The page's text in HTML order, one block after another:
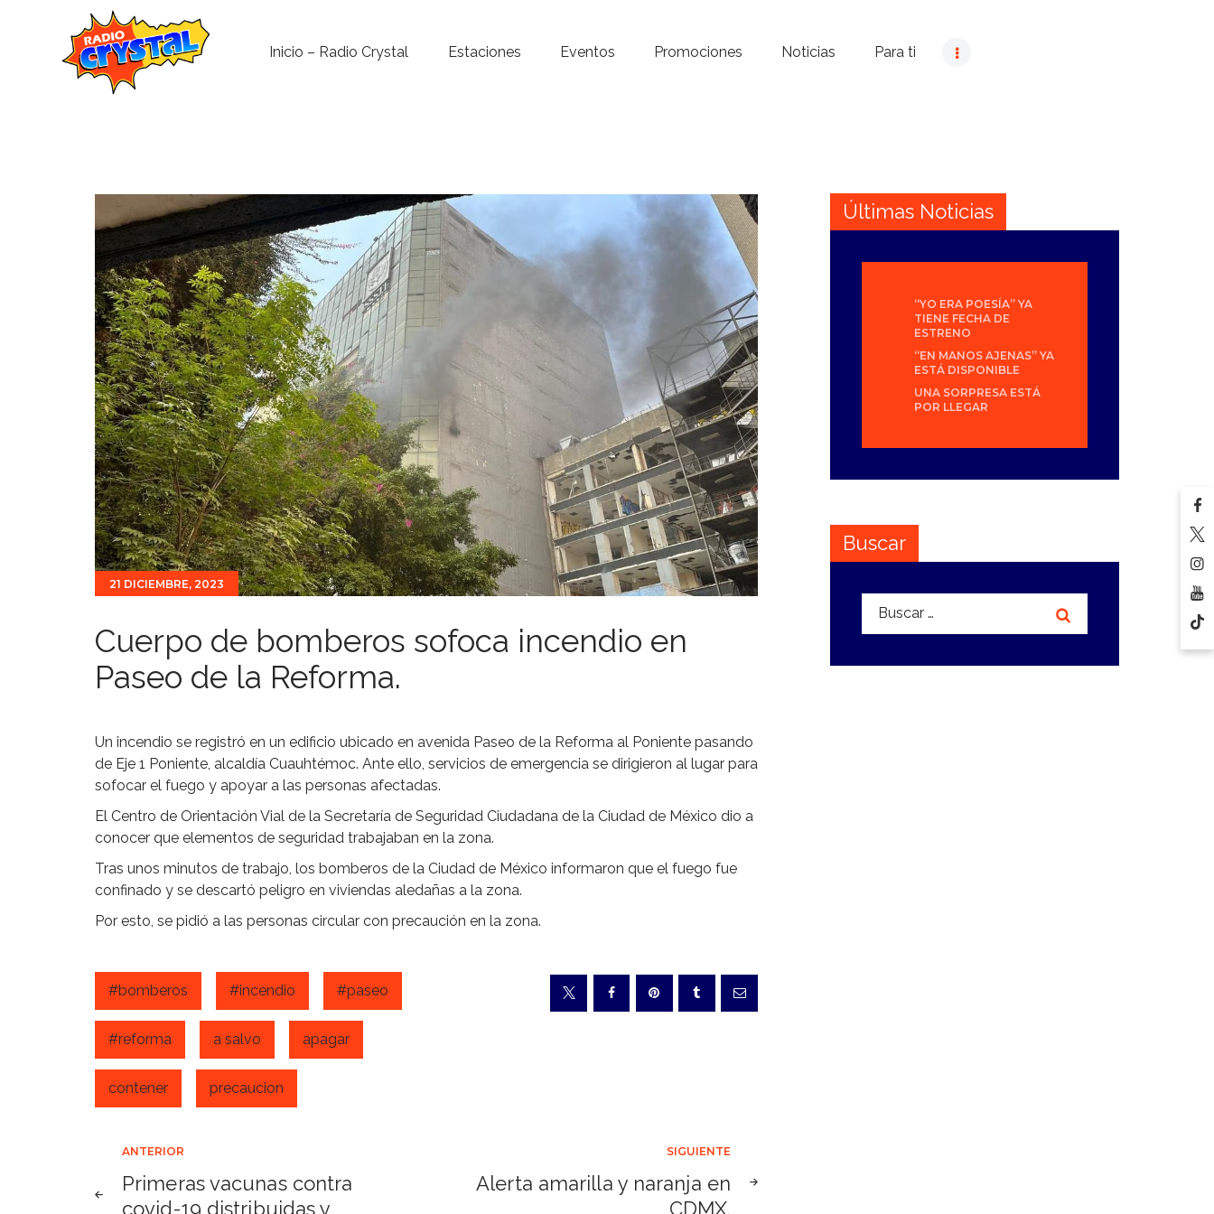
Inicio – Radio Crystal Estaciones Eventos Promociones Noticias Para ti
Noticias
Para ti
Contacto
21 DICIEMBRE, 2023
Cuerpo de bomberos sofoca incendio en
Paseo de la Reforma.
Un incendio se registró en un edificio ubicado en avenida Paseo de la Reforma al Poniente pasando
de Eje 1 Poniente, alcaldía Cuauhtémoc. Ante ello, servicios de emergencia se dirigieron al lugar para
sofocar el fuego y apoyar a las personas afectadas.
El Centro de Orientación Vial de la Secretaría de Seguridad Ciudadana de la Ciudad de México dio a
conocer que elementos de seguridad trabajaban en la zona.
Tras unos minutos de trabajo, los bomberos de la Ciudad de México informaron que el fuego fue
confinado y se descartó peligro en viviendas aledañas a la zona.
Por esto, se pidió a las personas circular con precaución en la zona.
#bomberos #incendio #paseo
#reforma a salvo apagar
contener precaucion
Navegación
ANTERIOR
Primeras vacunas contra
covid-19 distribuidas y
SIGUIENTE
Alerta amarilla y naranja en
CDMX.
Últimas Noticias
“YO ERA POESÍA” YA
TIENE FECHA DE
ESTRENO
“EN MANOS AJENAS” YA
ESTÁ DISPONIBLE
UNA SORPRESA ESTÁ
POR LLEGAR
Buscar
Buscar: